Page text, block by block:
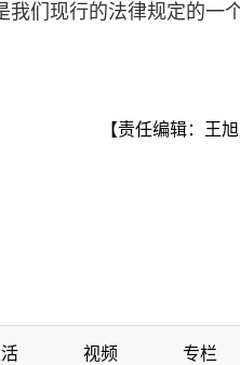
我们现行的法律规定的一
【责任编辑：王旭
视频 专栏